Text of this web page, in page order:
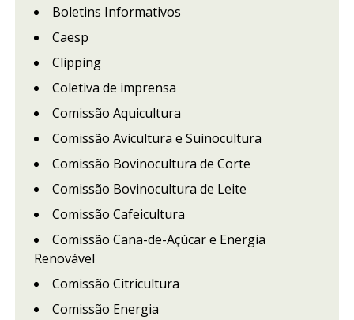
Boletins Informativos
Caesp
Clipping
Coletiva de imprensa
Comissão Aquicultura
Comissão Avicultura e Suinocultura
Comissão Bovinocultura de Corte
Comissão Bovinocultura de Leite
Comissão Cafeicultura
Comissão Cana-de-Açúcar e Energia
Renovável
Comissão Citricultura
Comissão Energia